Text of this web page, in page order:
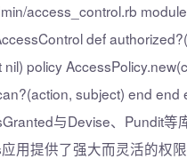
access_control.rb
def
nil) policy
subject) end end
与Devise、Pundit等
用提供了强大而灵活的权